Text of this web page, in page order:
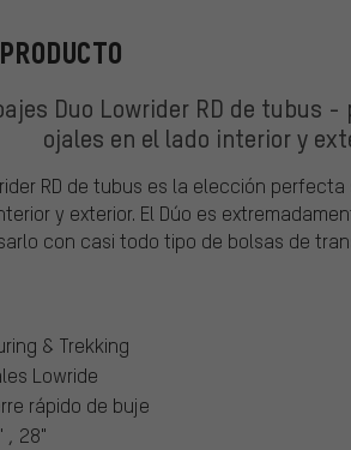
Duo Lowrider RD de tubus
ojales en el lado interior y
RD de tubus es la elección
y exterior. El Dúo es
con casi todo tipo de bolsas de
& Trekking
Lowride
rápido de buje
, 28"